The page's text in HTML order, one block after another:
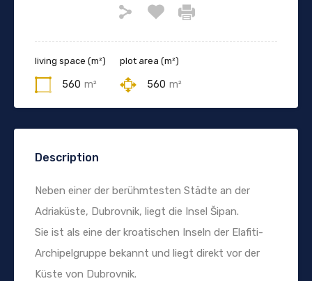
living space (m²)
560 m²
plot area (m²)
560 m²
Description
Neben einer der berühmtesten Städte an der
Adriaküste, Dubrovnik, liegt die Insel Šipan.
Sie ist als eine der kroatischen Inseln der Elafiti-
Archipelgruppe bekannt und liegt direkt vor der
Küste von Dubrovnik.